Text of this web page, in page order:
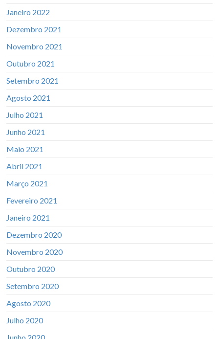
Janeiro 2022
Dezembro 2021
Novembro 2021
Outubro 2021
Setembro 2021
Agosto 2021
Julho 2021
Junho 2021
Maio 2021
Abril 2021
Março 2021
Fevereiro 2021
Janeiro 2021
Dezembro 2020
Novembro 2020
Outubro 2020
Setembro 2020
Agosto 2020
Julho 2020
Junho 2020